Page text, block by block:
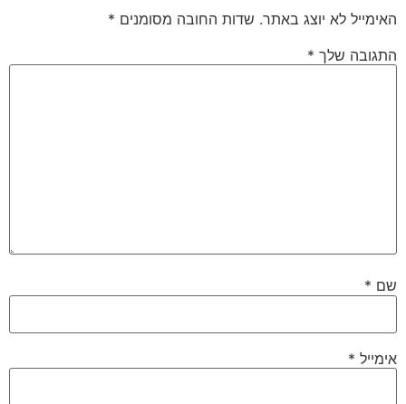
האימייל לא יוצג באתר. שדות החובה מסומנים *
התגובה שלך *
שם *
אימייל *